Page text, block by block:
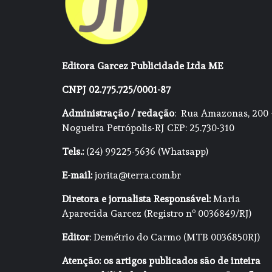
Editora Garcez Publicidade Ltda ME
CNPJ 02.775.725/0001-87
Administração / redação: Rua Amazonas, 200
Nogueira Petrópolis-RJ CEP: 25.730-310
Tels.:(24) 99225-5636 (Whatsapp)
E-mail:jorita@terra.com.br
Diretora e jornalista Responsável:Maria
Aparecida Garcez (Registro nº 0036849/RJ)
Editor: Demétrio do Carmo (MTB 0036850RJ)
Atenção: os artigos publicados são de inteira